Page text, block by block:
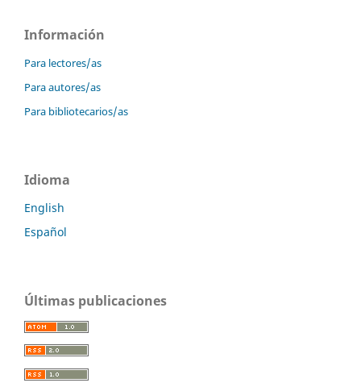
Información
Para lectores/as
Para autores/as
Para bibliotecarios/as
Idioma
English
Español
Últimas publicaciones